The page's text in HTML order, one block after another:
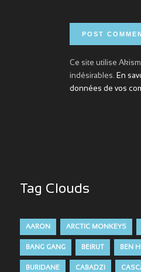
Ce site utilise
indésirables. En
données de vos
Tag Clouds
AARON ARCTIC MONKEYS
BANG GANG BEIRUT BEN
BURIDANE CABADZI